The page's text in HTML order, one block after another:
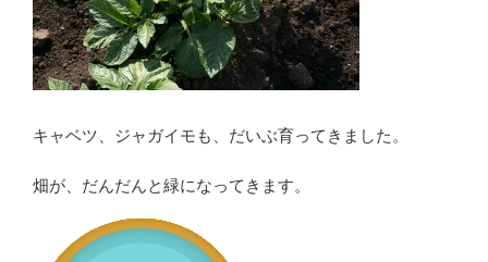
キャベツ、ジャガイモも、だいぶ育ってきました。
畑が、だんだんと緑になってきます。